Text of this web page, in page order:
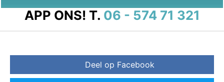
APP ONS! T. 06 - 574 71 321
Deel op Facebook